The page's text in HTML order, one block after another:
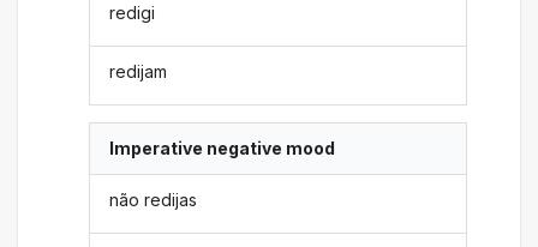
redigi
redijam
Imperative negative mood
não redijas